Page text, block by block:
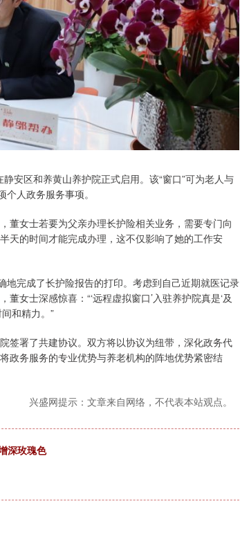
安区和养黄山养护院正式启用。该“窗口”可为老人与
人政务服务事项。
董女士若要为父亲办理长护险相关业务，需要专门向
天的时间才能完成办理，这不仅影响了她的工作安
地完成了长护险报告的打印。考虑到自己近期就医记录
女士深感惊喜：“‘远程虚拟窗口’入驻养护院真是‘及
和精力。”
签署了共建协议。双方将以协议为纽带，深化政务代
政务服务的专业优势与养老机构的阵地优势紧密结
兴盛网提示：文章来自网络，不代表本站观点。
深玫瑰色
沪深300 4651.31 -6.85 -0.15%